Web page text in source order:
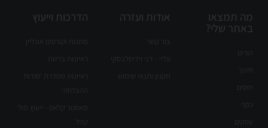
מה תמצאו
באתר שלי?
הורים
חינוך
יחסים
כסף
עסקים
אודות ועזרה
צור קשר
עליי - דני וידיסלבסקי
תקנון ותנאי שימוש
הדרכות וייעוץ
מתנות וקורסים אונליין
ראיונות ברשת
ראיונות מסדרת 'סודות
ההצלחה'
מאסטר קלאס - ייעוץ מול